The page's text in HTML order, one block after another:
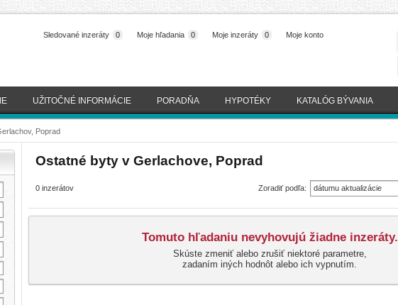
Moje konto
Moje inzeráty 0
Moje hľadania 0
Sledované inzeráty 0
UŽITOČNÉ INFORMÁCIE PORADŇA HYPOTÉKY KATALÓG BÝVANIA
Poprad
Ostatné byty v Gerlachove, Poprad
0 inzerátov Zoradiť podľa:
dátumu aktualizácie
Tomuto hľadaniu nevyhovujú žiadne inzeráty.
Skúste zmeniť alebo zrušiť niektoré parametre,
zadaním iných hodnôt alebo ich vypnutím.